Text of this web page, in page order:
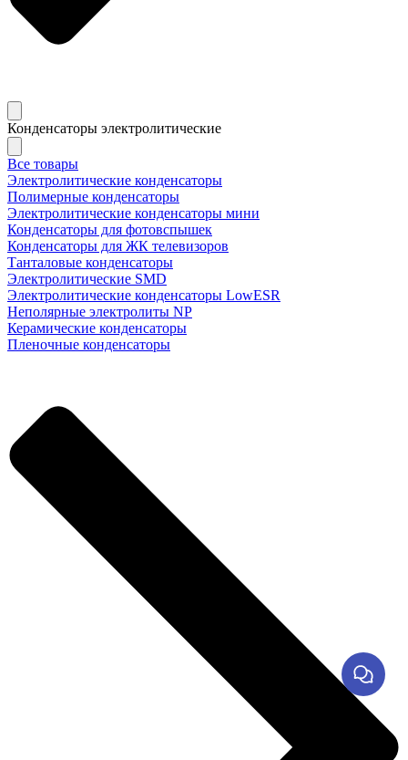
Конденсаторы электролитические
Все товары
Электролитические конденсаторы
Полимерные конденсаторы
Электролитические конденсаторы мини
Конденсаторы для фотовспышек
Конденсаторы для ЖК телевизоров
Танталовые конденсаторы
Электролитические SMD
Электролитические конденсаторы LowESR
Неполярные электролиты NP
Керамические конденсаторы
Пленочные конденсаторы